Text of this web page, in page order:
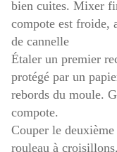
bien cuites. Mixer
compote est froide,
de cannelle
Étaler un premier
protégé par un
rebords du moule.
compote.
Couper le
rouleau à